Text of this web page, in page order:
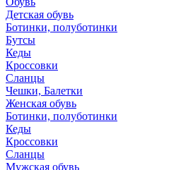
Детская обувь
Ботинки, полуботинки
Бутсы
Кеды
Кроссовки
Сланцы
Чешки, Балетки
Женская обувь
Ботинки, полуботинки
Кеды
Кроссовки
Сланцы
Мужская обувь